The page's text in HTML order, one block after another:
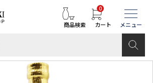
商品検索 カート
0